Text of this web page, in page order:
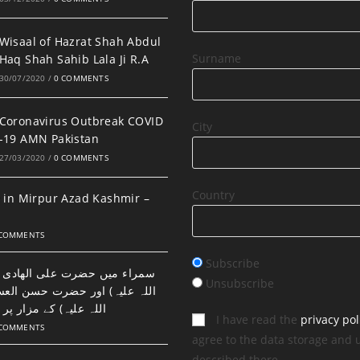
Wisaal of Hazrat Shah Abdul
Haq Shah Sahib Lala Ji R.A
30/07/2020 / 0 COMMENTS
Coronavirus Outbreak COVID
-19 AMN Pakistan
27/03/2020 / 0 COMMENTS
in Mirpur Azad Kashmir –
سمراء میں حضرت علی الھادی
اللہ علیہ) اور حضرت حسن
اللہ علیہ) کے مزار پر
Surname
City
Country
Subscribe
Unsubscribe
I have read the privacy
agree to the data storage and